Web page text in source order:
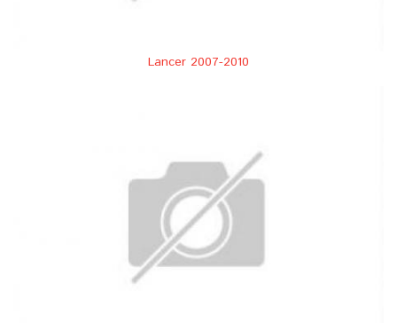
Lancer 2007-2010